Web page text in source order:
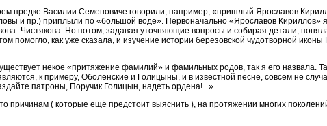
предке Василии Семеновиче говорили, например, «пришлый Ярославов
и пр.) приплыли по «большой воде». Первоначально «Ярославов Кириллов»
-Чистякова. Но потом, задавая уточняющие вопросы и собирая детали,
помогло, как уже сказала, и изучение истории березовской чудотворной иконы
некое «притяжение фамилий» и фамильных родов, так я его назвала.
к примеру, Оболенские и Голицыны, и в известной песне, совсем не
патроны, Поручик Голицын, надеть ордена!...».
причинам ( которые ещё предстоит выяснить ), на протяжении многих